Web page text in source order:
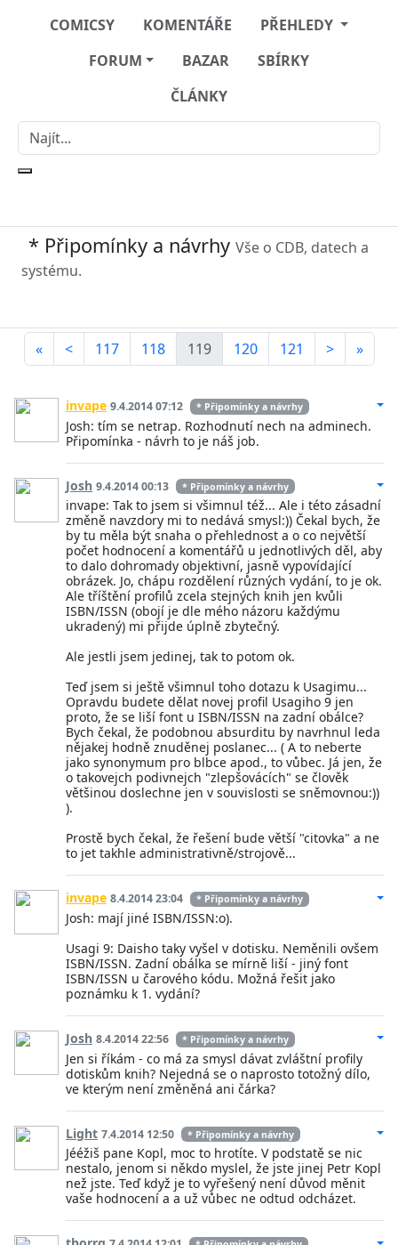
COMICSY KOMENTÁŘE
PŘEHLEDY
FORUM
BAZAR
SBÍRKY
ČLÁNKY
* Připomínky a návrhy Vše o CDB, datech a
systému.
« < 117 118 119 120 121 > »
invape 9.4.2014 07:12 * Připomínky a návrhy
Josh: tím se netrap. Rozhodnutí nech na adminech.
Připomínka - návrh to je náš job.
Josh 9.4.2014 00:13 * Připomínky a návrhy
invape: Tak to jsem si všimnul též... Ale i této zásadní
změně navzdory mi to nedává smysl:)) Čekal bych, že
by tu měla být snaha o přehlednost a o co největší
počet hodnocení a komentářů u jednotlivých děl, aby
to dalo dohromady objektivní, jasně vypovídající
obrázek. Jo, chápu rozdělení různých vydání, to je ok.
Ale tříštění profilů zcela stejných knih jen kvůli
ISBN/ISSN (obojí je dle mého názoru každýmu
ukradený) mi přijde úplně zbytečný.
Ale jestli jsem jedinej, tak to potom ok.
Teď jsem si ještě všimnul toho dotazu k Usagimu...
Opravdu budete dělat novej profil Usagiho 9 jen
proto, že se liší font u ISBN/ISSN na zadní obálce?
Bych čekal, že podobnou absurditu by navrhnul leda
nějakej hodně znuděnej poslanec... ( A to neberte
jako synonymum pro blbce apod., to vůbec. Já jen, že
o takovejch podivnejch "zlepšovácích" se člověk
většinou doslechne jen v souvislosti se sněmovnou:))
).
Prostě bych čekal, že řešení bude větší "citovka" a ne
to jet takhle administrativně/strojově...
invape 8.4.2014 23:04 * Připomínky a návrhy
Josh: mají jiné ISBN/ISSN:o).
Usagi 9: Daisho taky vyšel v dotisku. Neměnili ovšem
ISBN/ISSN. Zadní obálka se mírně liší - jiný font
ISBN/ISSN u čarového kódu. Možná řešit jako
poznámku k 1. vydání?
Josh 8.4.2014 22:56 * Připomínky a návrhy
Jen si říkám - co má za smysl dávat zvláštní profily
dotiskům knih? Nejedná se o naprosto totožný dílo,
ve kterým není změněná ani čárka?
Light 7.4.2014 12:50 * Připomínky a návrhy
Jééžiš pane Kopl, moc to hrotíte. V podstatě se nic
nestalo, jenom si někdo myslel, že jste jinej Petr Kopl
než jste. Teď když je to vyřešený není důvod měnit
vaše hodnocení a a už vůbec ne odtud odcházet.